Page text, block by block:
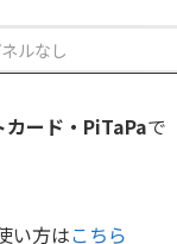
ルなし
ード・PiTaPaで
い方はこちら